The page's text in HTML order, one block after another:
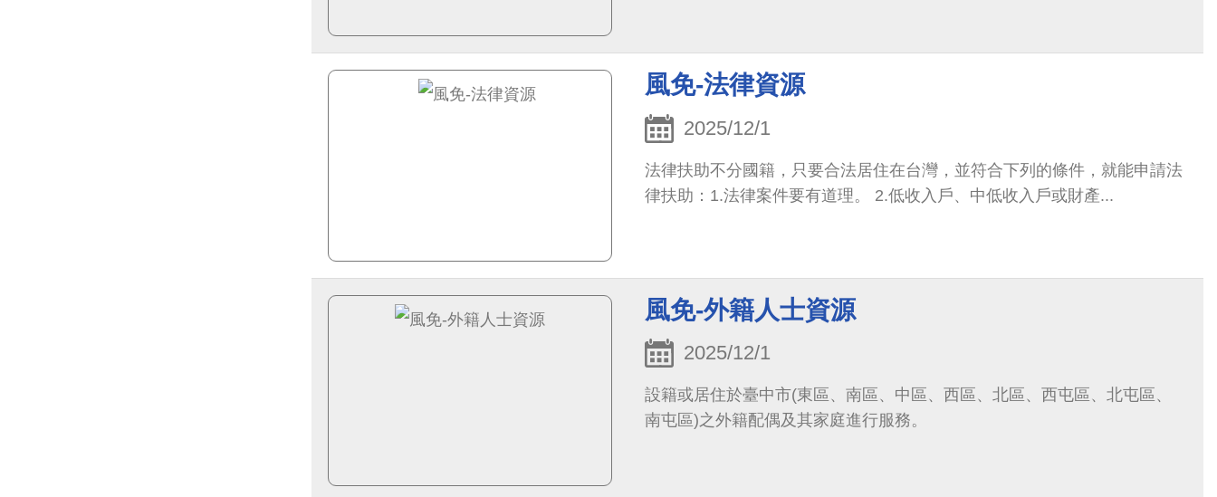
風免-法律資源
2025/12/1
法律扶助不分國籍，只要合法居住在台灣，並符合下列的條件，就能申請法
律扶助：1.法律案件要有道理。 2.低收入戶、中低收入戶或財產...
風免-外籍人士資源
2025/12/1
設籍或居住於臺中市(東區、南區、中區、西區、北區、西屯區、北屯區、
南屯區)之外籍配偶及其家庭進行服務。